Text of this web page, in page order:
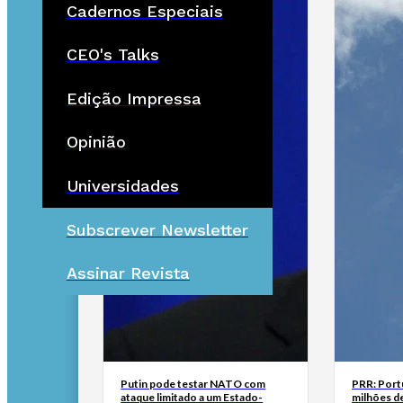
Cadernos Especiais
CEO's Talks
Edição Impressa
Opinião
Universidades
Subscrever Newsletter
Assinar Revista
Putin pode testar NATO com
ataque limitado a um Estado-
PRR:
milhões